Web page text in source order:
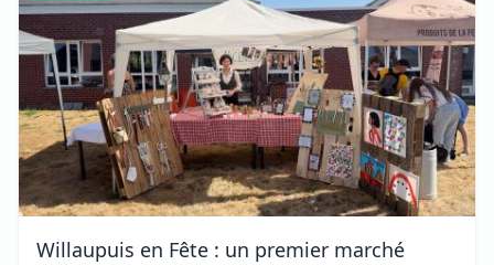
Willaupuis en Fête : un premier marché